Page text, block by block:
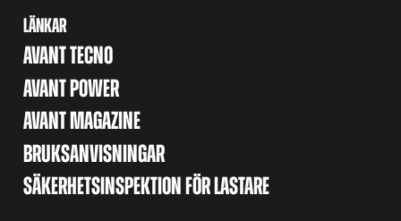
LÄNKAR
AVANT TECNO
AVANT POWER
AVANT MAGAZINE
BRUKSANVISNINGAR
SÄKERHETSINSPEKTION FÖR LASTARE